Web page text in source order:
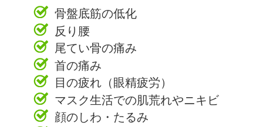
骨盤底筋の低化
反り腰
尾てい骨の痛み
首の痛み
目の疲れ（眼精疲労）
マスク生活での肌荒れやニキビ
顔のしわ・たるみ